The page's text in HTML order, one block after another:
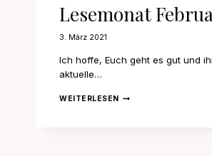
Lesemonat
3. März 2021
Ich hoffe, Euch geht es gut und
aktuelle…
WEITERLESENLESEMONAT